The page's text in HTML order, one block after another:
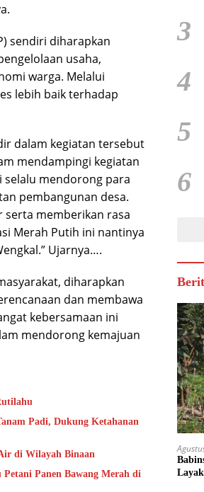
sendiri diharapkan
usaha,
warga. Melalui
lebih baik terhadap
dalam kegiatan tersebut
mendampingi kegiatan
selalu mendorong para
pembangunan desa.
serta memberikan rasa
Merah Putih ini nantinya
Ujarnya….
diharapkan
dan membawa
kebersamaan ini
mendorong kemajuan
Padi, Dukung Ketahanan
di Wilayah Binaan
Panen Bawang Merah di
3
4
5
6